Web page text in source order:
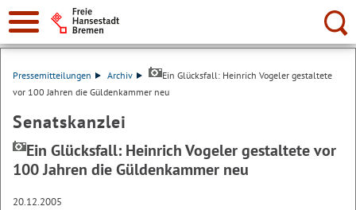
Suche:
Pressemitteilungen Archiv
Ein Glücksfall: Heinrich Vogeler gestaltete
vor 100 Jahren die Güldenkammer neu
Senatskanzlei
Ein Glücksfall: Heinrich Vogeler gestaltete vor
100 Jahren die Güldenkammer neu
20.12.2005